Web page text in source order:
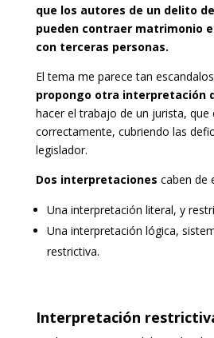
que los autores de un delito
pueden contraer matrimonio
con terceras personas.
El tema me parece tan
propongo otra interpretación
hacer el trabajo de un jurista, que
correctamente, cubriendo las
legislador.
Dos interpretaciones caben de
Una interpretación literal, y
Una interpretación lógica,
restrictiva.
Interpretación